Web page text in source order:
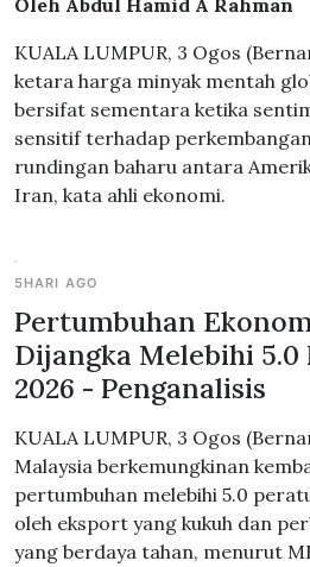
Oleh Abdul Hamid A Rahman
KUALA LUMPUR, 3 Ogos
ketara harga minyak mentah
bersifat sementara ketika
sensitif terhadap
rundingan baharu antara
Iran, kata ahli ekonomi.
5HARI AGO
Pertumbuhan
Dijangka Melebihi 5.0
2026 - Penganalisis
KUALA LUMPUR, 3 Ogos
Malaysia berkemungkinan
pertumbuhan melebihi 5.0
oleh eksport yang kukuh dan
yang berdaya tahan, menurut